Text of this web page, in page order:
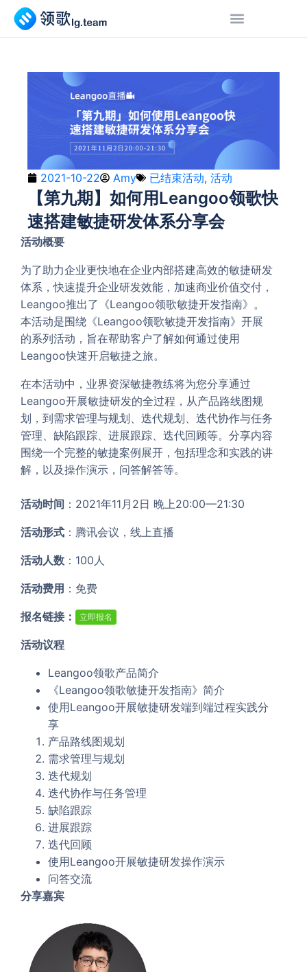
2021-10-22 Amy 已结束活动, 活动
【第九期】如何用Leangoo领歌快
速搭建敏捷研发体系分享会
活动概要
为了助力企业更快地在企业内部搭建高效的敏捷研发
体系，快速提升企业研发效能，加速商业价值交付，
Leangoo推出了《Leangoo领歌敏捷开发指南》。
本活动是围绕《Leangoo领歌敏捷开发指南》开展
的系列活动，旨在帮助客户了解如何通过使用
Leangoo快速开启敏捷之旅。
在本活动中，业界资深敏捷教练将为您分享通过
Leangoo开展敏捷研发的全过程，从产品路线图规
划，到需求管理与规划、迭代规划、迭代协作与任务
管理、缺陷跟踪、进展跟踪、迭代回顾等。分享内容
围绕一个完整的敏捷案例展开，包括理念和实践的讲
解，以及操作演示，问答解答等。
活动时间 ：2021年11月2日 晚上20:00—21:30
活动形式 ：腾讯会议，线上直播
活动人数 ：100人
活动费用 ：免费
报名链接： 立即报名
活动议程
Leangoo领歌产品简介
《Leangoo领歌敏捷开发指南》简介
使用Leangoo开展敏捷研发端到端过程实践分
享
产品路线图规划
需求管理与规划
迭代规划
迭代协作与任务管理
缺陷跟踪
进展跟踪
迭代回顾
使用Leangoo开展敏捷研发操作演示
问答交流
分享嘉宾